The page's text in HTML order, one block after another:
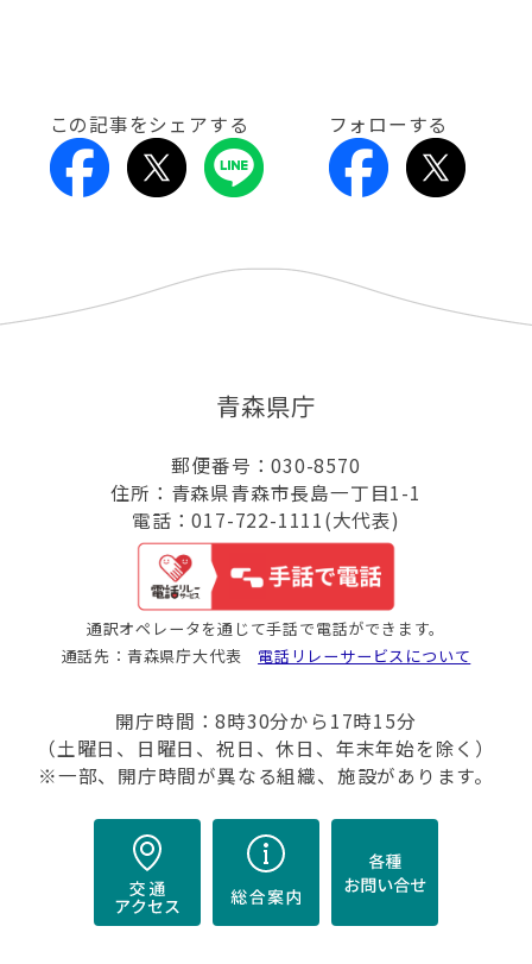
この記事をシェアする フォローする
青森県庁
郵便番号：030-8570
住所：青森県青森市長島一丁目1-1
電話：017-722-1111(大代表)
通訳オペレータを通じて手話で電話ができます。
通話先：青森県庁大代表 電話リレーサービスについて
開庁時間：8時30分から17時15分
（土曜日、日曜日、祝日、休日、年末年始を除く）
※一部、開庁時間が異なる組織、施設があります。